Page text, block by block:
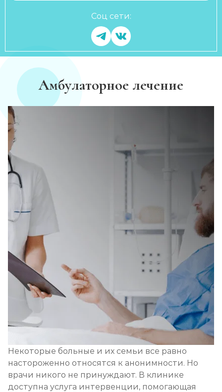
Соц сети:
Амбулаторное лечение
Некоторые больные и их семьи все равно
настороженно относятся к анонимности. Но
врачи никого не принуждают. В клинике
доступна услуга интервенции, помогающая